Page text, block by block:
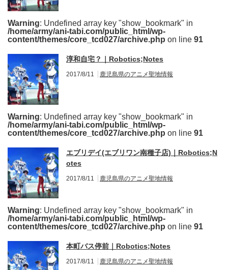
Warning: Undefined array key "show_bookmark" in
/home/army/ani-tabi.com/public_html/wp-
content/themes/core_tcd027/archive.php on line 91
淳和自宅？｜Robotics;Notes
2017/8/11 鹿児島県のアニメ聖地情報
Warning: Undefined array key "show_bookmark" in
/home/army/ani-tabi.com/public_html/wp-
content/themes/core_tcd027/archive.php on line 91
エブリデイ(エブリワン南種子店)｜Robotics;N
otes
2017/8/11 鹿児島県のアニメ聖地情報
Warning: Undefined array key "show_bookmark" in
/home/army/ani-tabi.com/public_html/wp-
content/themes/core_tcd027/archive.php on line 91
本町バス停前｜Robotics;Notes
2017/8/11 鹿児島県のアニメ聖地情報